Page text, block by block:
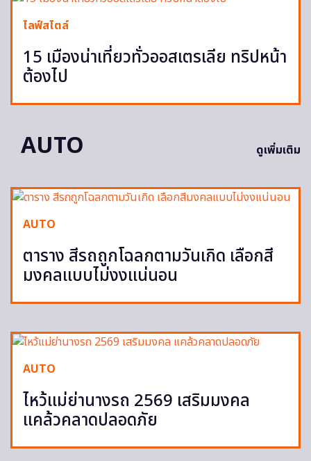
ไลฟ์สไตล์
15 เมืองน่าเที่ยวทั่วออสเตรเลีย ทริปหน้า
ต้องไป
AUTO ดูเพิ่มเติม
AUTO
ตาราง สีรถถูกโฉลกตามวันเกิด เลือกสี
มงคลแบบไม่งงแน่นอน
AUTO
ไหว้แม่ย่านางรถ 2569 เสริมมงคล
แคล้วคลาดปลอดภัย